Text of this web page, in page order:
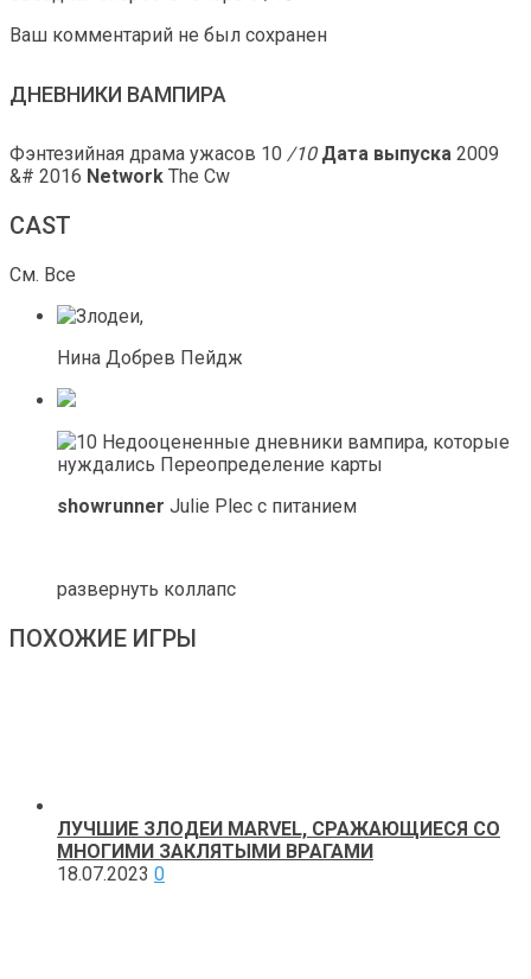
Ваш комментарий не был сохранен
ДНЕВНИКИ ВАМПИРА
Фэнтезийная драма ужасов 10 /10 Дата выпуска 2009
&# 2016 Network The Cw
CAST
См. Все
Нина Добрев Пейдж
showrunner Julie Plec с питанием
развернуть коллапс
ПОХОЖИЕ ИГРЫ
ЛУЧШИЕ ЗЛОДЕИ MARVEL, СРАЖАЮЩИЕСЯ СО
МНОГИМИ ЗАКЛЯТЫМИ ВРАГАМИ
18.07.2023 0